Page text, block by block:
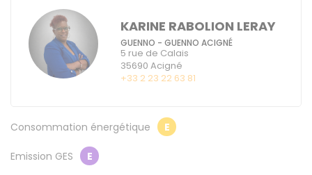
KARINE RABOLION LERAY
GUENNO - GUENNO ACIGNÉ
5 rue de Calais
35690 Acigné
+33 2 23 22 63 81
Consommation énergétique E
Emission GES E